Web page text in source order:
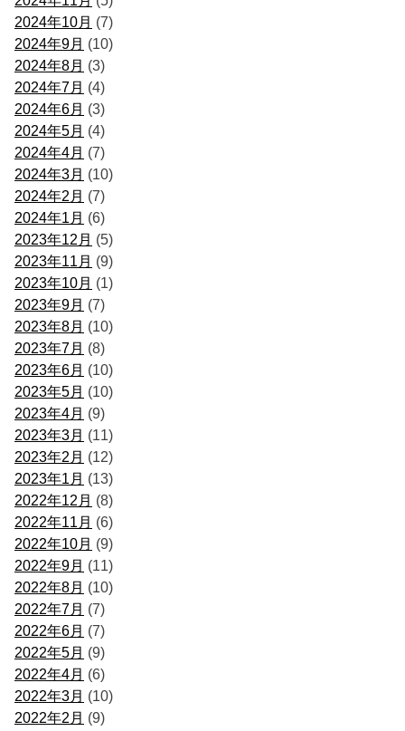
2024年10月 (7)
2024年9月 (10)
2024年8月 (3)
2024年7月 (4)
2024年6月 (3)
2024年5月 (4)
2024年4月 (7)
2024年3月 (10)
2024年2月 (7)
2024年1月 (6)
2023年12月 (5)
2023年11月 (9)
2023年10月 (1)
2023年9月 (7)
2023年8月 (10)
2023年7月 (8)
2023年6月 (10)
2023年5月 (10)
2023年4月 (9)
2023年3月 (11)
2023年2月 (12)
2023年1月 (13)
2022年12月 (8)
2022年11月 (6)
2022年10月 (9)
2022年9月 (11)
2022年8月 (10)
2022年7月 (7)
2022年6月 (7)
2022年5月 (9)
2022年4月 (6)
2022年3月 (10)
2022年2月 (9)